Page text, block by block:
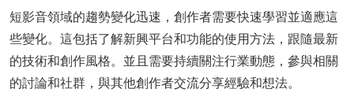
短影音領域的趨勢變化迅速，創作者需要快速學習並適應這
些變化。這包括了解新興平台和功能的使用方法，跟隨最新
的技術和創作風格。並且需要持續關注行業動態，參與相關
的討論和社群，與其他創作者交流分享經驗和想法。